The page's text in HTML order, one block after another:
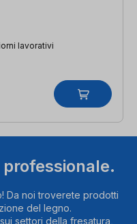
lavorativi
Da noi troverete prodotti
del legno.
settori della fresatura,